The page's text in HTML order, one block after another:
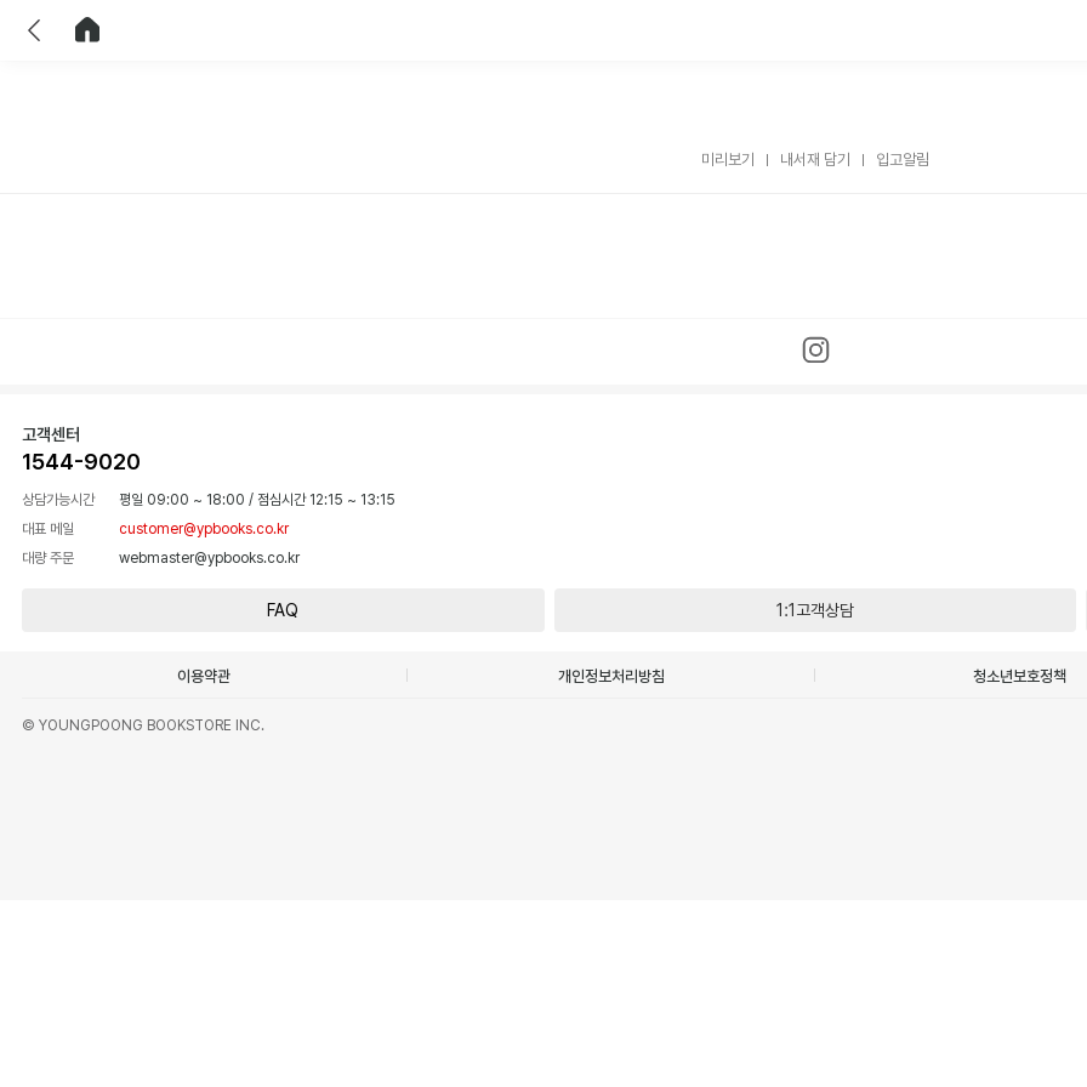
미리보기 내서재 담기 입고알림
고객센터
1544-9020
상담가능시간 평일 09:00 ~ 18:00 / 점심시간 12:15 ~ 13:15
대표 메일
customer@ypbooks.co.kr
대량 주문
webmaster@ypbooks.co.kr
FAQ 1:1고객상담
이용약관 개인정보처리방침 청소년보호정책
© YOUNGPOONG BOOKSTORE INC.